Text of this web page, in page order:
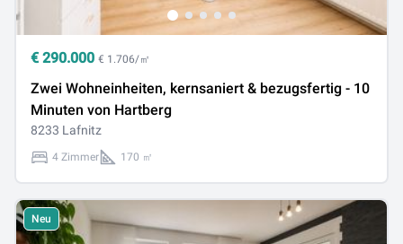
€ 290.000 € 1.706/㎡
Zwei Wohneinheiten, kernsaniert & bezugsfertig - 10
Minuten von Hartberg
8233 Lafnitz
4 Zimmer 170 ㎡
Neu